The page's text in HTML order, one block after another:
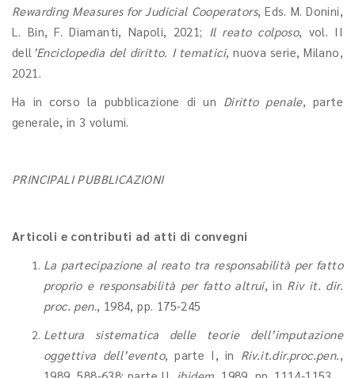
Rewarding Measures for Judicial Cooperators, Eds. M. Donini,
L. Bin, F. Diamanti, Napoli, 2021;
Il reato colposo, vol. II
dell ’Enciclopedia del diritto. I tematici, nuova serie, Milano,
2021.
Ha in corso la pubblicazione di un Diritto penale, parte
generale, in 3 volumi.
PRINCIPALI PUBBLICAZIONI
Articoli e contributi ad atti di convegni
La partecipazione al reato tra responsabilità per fatto
proprio e responsabilità per fatto altrui, in Riv it. dir.
proc. pen., 1984, pp. 175-245
Lettura sistematica delle teorie dell’imputazione
oggettiva dell’evento, parte I, in Riv.it.dir.proc.pen.,